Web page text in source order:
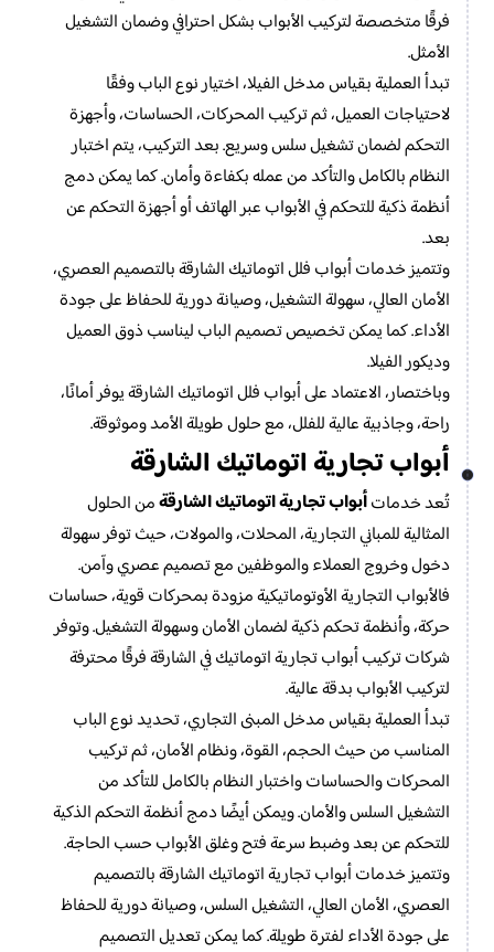
فرقًا متخصصة لتركيب الأبواب بشكل احترافي وضمان التشغيل
الأمثل.
تبدأ العملية بقياس مدخل الفيلا، اختيار نوع الباب وفقًا
لاحتياجات العميل، ثم تركيب المحركات، الحساسات، وأجهزة
التحكم لضمان تشغيل سلس وسريع. بعد التركيب، يتم اختبار
النظام بالكامل والتأكد من عمله بكفاءة وأمان. كما يمكن دمج
أنظمة ذكية للتحكم في الأبواب عبر الهاتف أو أجهزة التحكم عن
بعد.
وتتميز خدمات أبواب فلل اتوماتيك الشارقة بالتصميم العصري،
الأمان العالي، سهولة التشغيل، وصيانة دورية للحفاظ على جودة
الأداء. كما يمكن تخصيص تصميم الباب ليناسب ذوق العميل
وديكور الفيلا.
وباختصار، الاعتماد على أبواب فلل اتوماتيك الشارقة يوفر أمانًا،
راحة، وجاذبية عالية للفلل، مع حلول طويلة الأمد وموثوقة.
أبواب تجارية اتوماتيك الشارقة
تُعد خدماتأبواب تجارية اتوماتيك الشارقةمن الحلول
المثالية للمباني التجارية، المحلات، والمولات، حيث توفر سهولة
دخول وخروج العملاء والموظفين مع تصميم عصري وآمن.
فالأبواب التجارية الأوتوماتيكية مزودة بمحركات قوية، حساسات
حركة، وأنظمة تحكم ذكية لضمان الأمان وسهولة التشغيل. وتوفر
شركات تركيب أبواب تجارية اتوماتيك في الشارقة فرقًا محترفة
لتركيب الأبواب بدقة عالية.
تبدأ العملية بقياس مدخل المبنى التجاري، تحديد نوع الباب
المناسب من حيث الحجم، القوة، ونظام الأمان، ثم تركيب
المحركات والحساسات واختبار النظام بالكامل للتأكد من
التشغيل السلس والأمان. ويمكن أيضًا دمج أنظمة التحكم الذكية
للتحكم عن بعد وضبط سرعة فتح وغلق الأبواب حسب الحاجة.
وتتميز خدمات أبواب تجارية اتوماتيك الشارقة بالتصميم
العصري، الأمان العالي، التشغيل السلس، وصيانة دورية للحفاظ
على جودة الأداء لفترة طويلة. كما يمكن تعديل التصميم